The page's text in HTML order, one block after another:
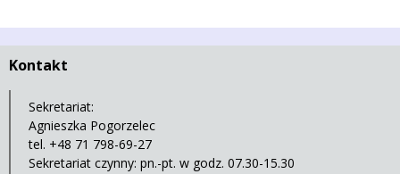
Kontakt
Sekretariat:
Agnieszka Pogorzelec
tel. +48 71 798-69-27
Sekretariat czynny: pn.-pt. w godz. 07.30-15.30